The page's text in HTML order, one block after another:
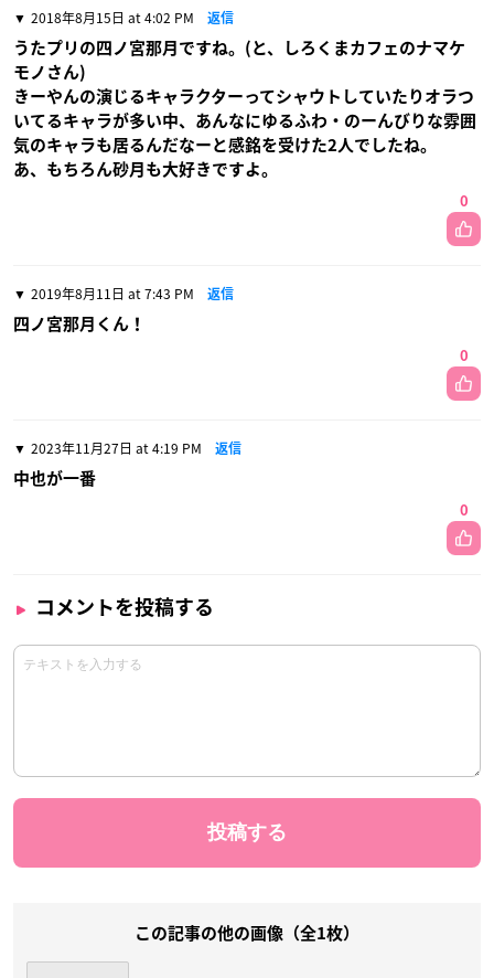
2018年8月15日 at 4:02 PM 返信
うたプリの四ノ宮那月ですね。(と、しろくまカフェのナマケ
モノさん)
きーやんの演じるキャラクターってシャウトしていたりオラつ
いてるキャラが多い中、あんなにゆるふわ・のーんびりな雰囲
気のキャラも居るんだなーと感銘を受けた2人でしたね。
あ、もちろん砂月も大好きですよ。
0
2019年8月11日 at 7:43 PM 返信
四ノ宮那月くん！
0
2023年11月27日 at 4:19 PM 返信
中也が一番
0
コメントを投稿する
この記事の他の画像（全1枚）